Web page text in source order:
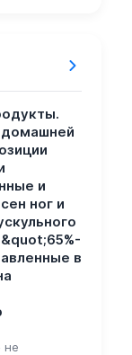
и
ног и
в
не